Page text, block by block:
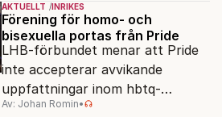
AKTUELLT INRIKES
Förening för homo- och
bisexuella portas från Pride
LHB-förbundet menar att Pride
inte accepterar avvikande
uppfattningar inom hbtq-
rörelsen. "Vi har inga problem
Av: Johan Romin•